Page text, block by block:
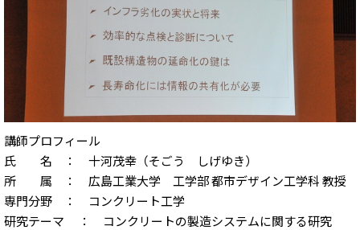
講師プロフィール
氏 名 ： 十河茂幸（そごう しげゆき）
所 属 ： 広島工業大学 工学部 都市デザイン工学科 教授
専門分野 ： コンクリート工学
研究テーマ ： コンクリートの製造システムに関する研究